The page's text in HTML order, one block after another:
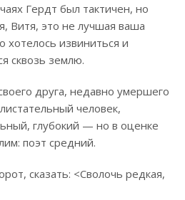
Гердт был тактичен, но
Витя, это не лучшая ваша
хотелось извиниться и
сквозь землю.
друга, недавно умершего
человек,
глубокий — но в оценке
поэт средний.
сказать: <Сволочь редкая,